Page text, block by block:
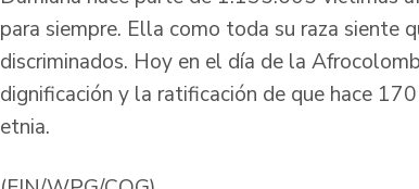
para siempre. Ella como toda su raza siente
discriminados. Hoy en el día de la
dignificación y la ratificación de que hace
etnia.